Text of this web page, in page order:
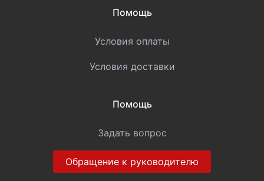
Помощь
Условия оплаты
Условия доставки
Помощь
Задать вопрос
Обращение к руководителю